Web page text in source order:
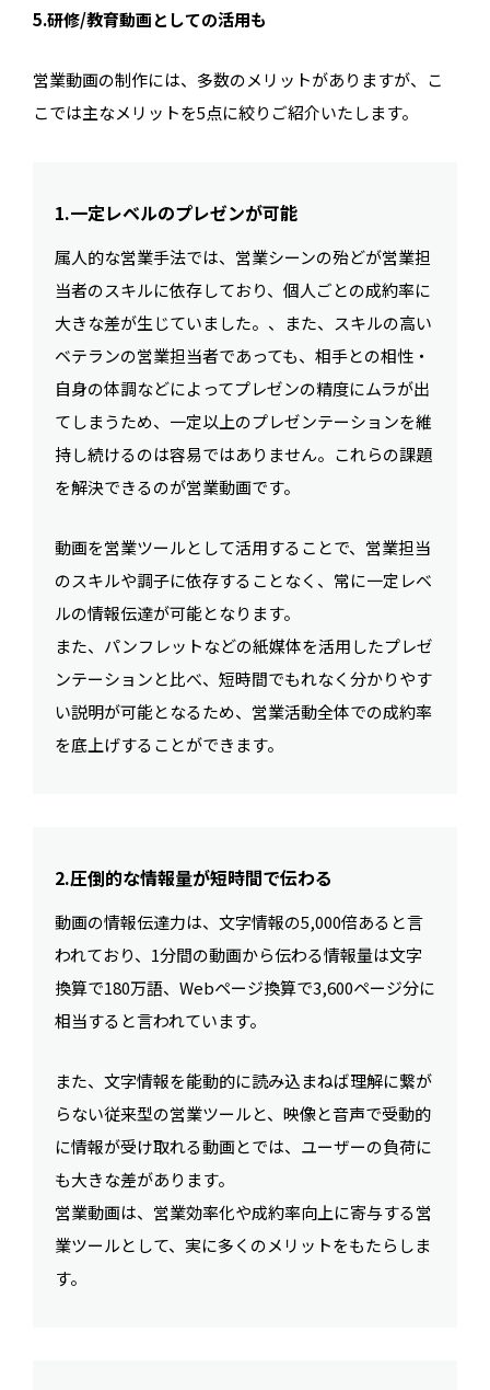
5.研修/教育動画としての活用も
営業動画の制作には、多数のメリットがありますが、こ
こでは主なメリットを5点に絞りご紹介いたします。
1.一定レベルのプレゼンが可能
属人的な営業手法では、営業シーンの殆どが営業担
当者のスキルに依存しており、個人ごとの成約率に
大きな差が生じていました。、また、スキルの高い
ベテランの営業担当者であっても、相手との相性・
自身の体調などによってプレゼンの精度にムラが出
てしまうため、一定以上のプレゼンテーションを維
持し続けるのは容易ではありません。これらの課題
を解決できるのが営業動画です。
動画を営業ツールとして活用することで、営業担当
のスキルや調子に依存することなく、常に一定レベ
ルの情報伝達が可能となります。
また、パンフレットなどの紙媒体を活用したプレゼ
ンテーションと比べ、短時間でもれなく分かりやす
い説明が可能となるため、営業活動全体での成約率
を底上げすることができます。
2.圧倒的な情報量が短時間で伝わる
動画の情報伝達力は、文字情報の5,000倍あると言
われており、1分間の動画から伝わる情報量は文字
換算で180万語、Webページ換算で3,600ページ分に
相当すると言われています。
また、文字情報を能動的に読み込まねば理解に繋が
らない従来型の営業ツールと、映像と音声で受動的
に情報が受け取れる動画とでは、ユーザーの負荷に
も大きな差があります。
営業動画は、営業効率化や成約率向上に寄与する営
業ツールとして、実に多くのメリットをもたらしま
す。